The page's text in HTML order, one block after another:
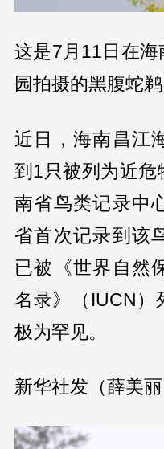
这是7月11日在
园拍摄的黑腹蛇鹈
近日，海南昌江
到1只被列为近危
南省鸟类记录中
省首次记录到该
已被《世界自然
名录》（IUCN）
极为罕见。
新华社发（薛美丽